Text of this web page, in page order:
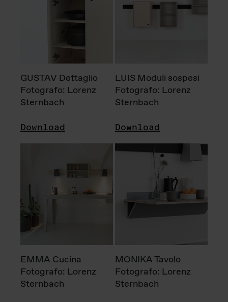
GUSTAV Dettaglio
Fotografo: Lorenz
Sternbach
Download
LUIS Moduli sospesi
Fotografo: Lorenz
Sternbach
Download
EMMA Cucina
Fotografo: Lorenz
Sternbach
MONIKA Tavolo
Fotografo: Lorenz
Sternbach